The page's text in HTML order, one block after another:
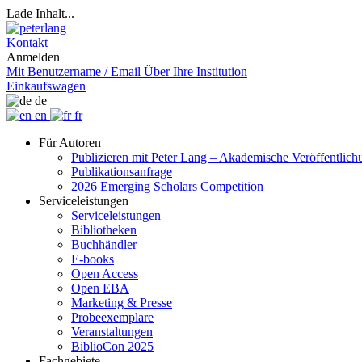
Lade Inhalt...
Kontakt
Anmelden
Mit Benutzername / Email Über Ihre Institution
Einkaufswagen
de
en
fr
Für Autoren
Publizieren mit Peter Lang – Akademische
Publikationsanfrage
2026 Emerging Scholars Competition
Serviceleistungen
Serviceleistungen
Bibliotheken
Buchhändler
E-books
Open Access
Open EBA
Marketing & Presse
Probeexemplare
Veranstaltungen
BiblioCon 2025